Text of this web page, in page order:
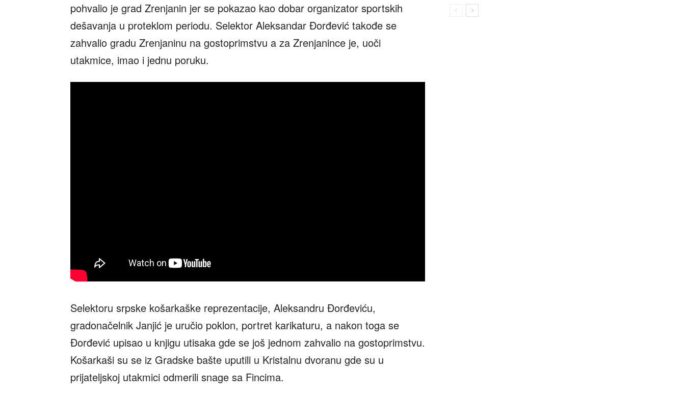
pohvalio je grad Zrenjanin jer se pokazao kao dobar organizator sportskih
dešavanja u proteklom periodu. Selektor Aleksandar Đorđević takođe se
zahvalio gradu Zrenjaninu na gostoprimstvu a za Zrenjanince je, uoči
utakmice, imao i jednu poruku.
Selektoru srpske košarkaške reprezentacije, Aleksandru Đorđeviću,
gradonačelnik Janjić je uručio poklon, portret karikaturu, a nakon toga se
Đorđević upisao u knjigu utisaka gde se još jednom zahvalio na gostoprimstvu.
Košarkaši su se iz Gradske bašte uputili u Kristalnu dvoranu gde su u
prijateljskoj utakmici odmerili snage sa Fincima.